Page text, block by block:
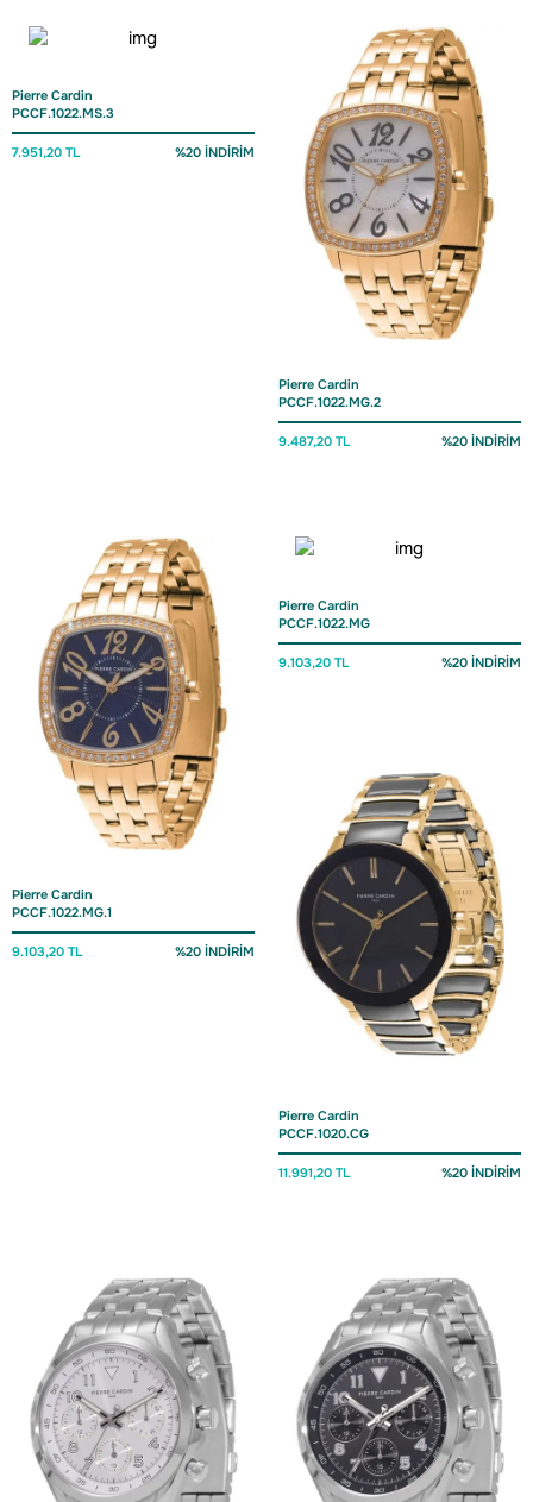
Pierre Cardin
PCCF.1022.MS.3
7.951,20 TL %20 İNDİRİM
Pierre Cardin
PCCF.1022.MG.2
9.487,20 TL %20 İNDİRİM
Pierre Cardin
PCCF.1022.MG.1
9.103,20 TL %20 İNDİRİM
Pierre Cardin
PCCF.1022.MG
9.103,20 TL %20 İNDİRİM
Pierre Cardin
PCCF.1020.CG
11.991,20 TL %20 İNDİRİM